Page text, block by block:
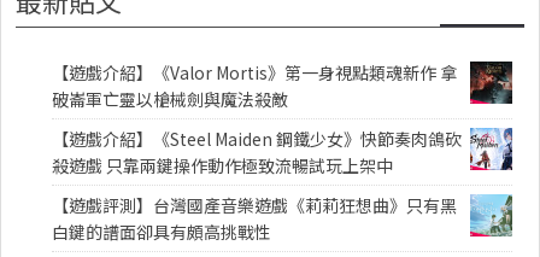
【遊戲介紹】《Valor Mortis》第一身視點類魂新作 拿
破崙軍亡靈以槍械劍與魔法殺敵
【遊戲介紹】《Steel Maiden 鋼鐵少女》快節奏肉鴿砍
殺遊戲 只靠兩鍵操作動作極致流暢試玩上架中
【遊戲評測】台灣國產音樂遊戲《莉莉狂想曲》只有黑
白鍵的譜面卻具有頗高挑戰性